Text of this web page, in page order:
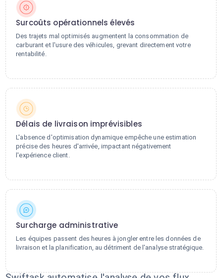
Surcoûts opérationnels élevés
Des trajets mal optimisés augmentent la consommation de
carburant et l'usure des véhicules, grevant directement votre
rentabilité.
Délais de livraison imprévisibles
L'absence d'optimisation dynamique empêche une estimation
précise des heures d'arrivée, impactant négativement
l'expérience client.
Surcharge administrative
Les équipes passent des heures à jongler entre les données de
livraison et la planification, au détriment de l'analyse stratégique.